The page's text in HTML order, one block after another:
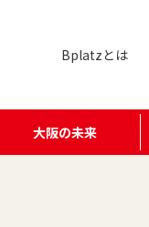
Bplatzとは
大阪の未来